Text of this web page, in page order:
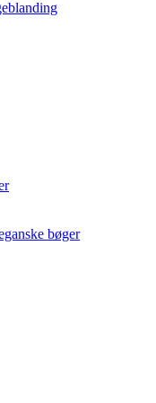
bøger